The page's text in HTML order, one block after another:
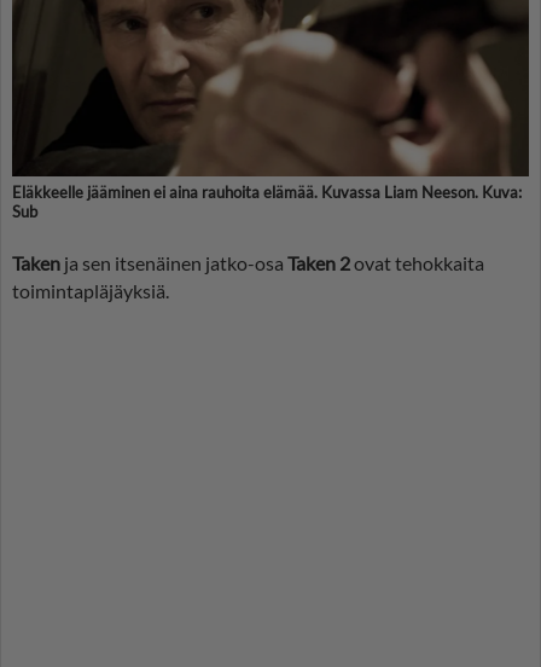
Eläkkeelle jääminen ei aina rauhoita elämää. Kuvassa Liam Neeson. Kuva:
Sub
Taken ja sen itsenäinen jatko-osa Taken 2ovat tehokkaita
toimintapläjäyksiä.